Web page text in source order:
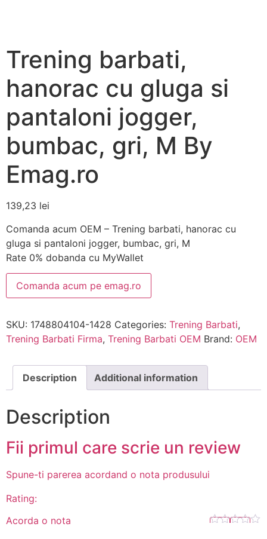
Trening barbati,
hanorac cu gluga si
pantaloni jogger,
bumbac, gri, M By
Emag.ro
139,23 lei
Comanda acum OEM – Trening barbati, hanorac cu
gluga si pantaloni jogger, bumbac, gri, M
Rate 0% dobanda cu MyWallet
Comanda acum pe emag.ro
SKU: 1748804104-1428 Categories: Trening Barbati,
Trening Barbati Firma, Trening Barbati OEM Brand: OEM
Description Additional information
Description
Fii primul care scrie un review
Spune-ti parerea acordand o nota produsului
Rating:
Acorda o nota